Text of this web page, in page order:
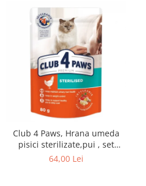
Club 4 Paws, Hrana umeda
pisici sterilizate,pui , set
24x80g
64,00 Lei